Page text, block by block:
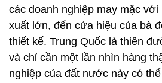
các doanh nghiệp may mặc
xuất lớn, đến cửa hiệu của bà
thiết kế. Trung Quốc là thiên
và chỉ cần một lần nhìn hàng
nghiệp của đất nước này có